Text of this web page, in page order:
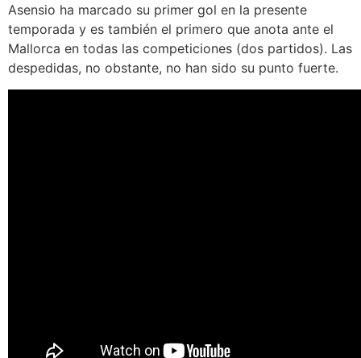
Asensio ha marcado su primer gol en la presente
temporada y es también el primero que anota ante el
Mallorca en todas las competiciones (dos partidos). Las
despedidas, no obstante, no han sido su punto fuerte.